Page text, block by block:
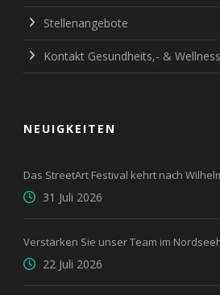
Stellenangebote
Kontakt Gesundheits,- &
NEUIGKEITEN
Das StreetArt Festival kehrt nach
31 Juli 2026
Verstärken Sie unser Team im
22 Juli 2026